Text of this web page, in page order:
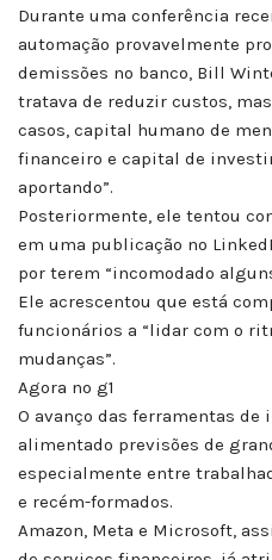
Durante uma conferência
automação provavelmente
demissões no banco, Bill
tratava de reduzir custos,
casos, capital humano de
financeiro e capital de
aportando”.
Posteriormente, ele tentou
em uma publicação no
por terem “incomodado
Ele acrescentou que está
funcionários a “lidar com o
mudanças”.
Agora no g1
O avanço das ferramentas
alimentado previsões de
especialmente entre
e recém-formados.
Amazon, Meta e Microsoft,